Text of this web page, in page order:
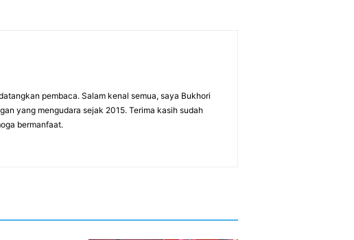
pembaca. Salam kenal semua, saya Bukhori
yang mengudara sejak 2015. Terima kasih sudah
bermanfaat.